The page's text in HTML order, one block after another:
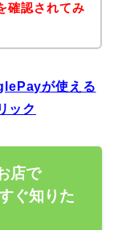
確認されてみ
が使える
ック
店で
ぐ知りた